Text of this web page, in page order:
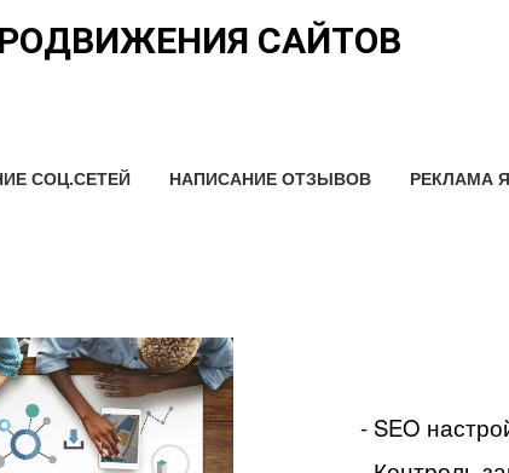
САЙТОВ
СОЦ.СЕТЕЙ НАПИСАНИЕ ОТЗЫВОВ РЕКЛАМА
- SEO